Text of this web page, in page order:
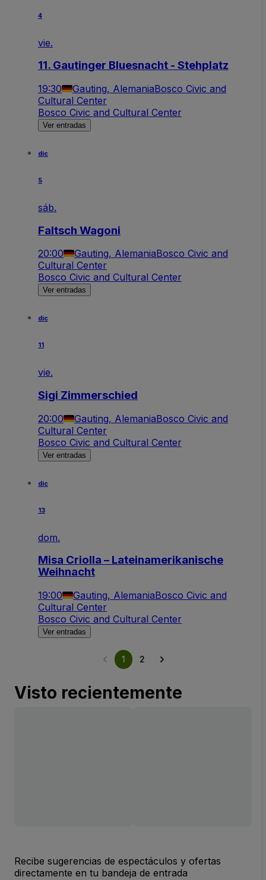
4
vie.
11. Gautinger Bluesnacht - Stehplatz
19:30 Gauting, AlemaniaBosco Civic and
Cultural Center
Bosco Civic and Cultural Center
Ver entradas
dic
5
sáb.
Faltsch Wagoni
20:00 Gauting, AlemaniaBosco Civic and
Cultural Center
Bosco Civic and Cultural Center
Ver entradas
dic
11
vie.
Sigi Zimmerschied
20:00 Gauting, AlemaniaBosco Civic and
Cultural Center
Bosco Civic and Cultural Center
Ver entradas
dic
13
dom.
Misa Criolla – Lateinamerikanische
Weihnacht
19:00 Gauting, AlemaniaBosco Civic and
Cultural Center
Bosco Civic and Cultural Center
Ver entradas
1 2
Visto recientemente
Recibe sugerencias de espectáculos y ofertas
directamente en tu bandeja de entrada